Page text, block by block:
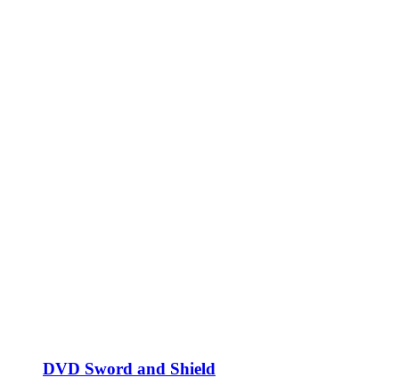
DVD Sword and Shield